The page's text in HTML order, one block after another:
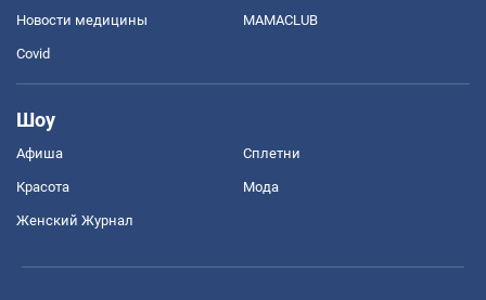
Новости медицины MAMACLUB
Covid
Шоу
Афиша Сплетни
Красота Мода
Женский Журнал